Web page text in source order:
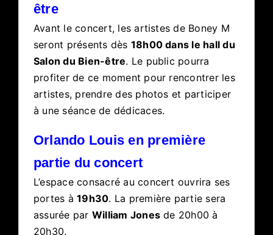
être
Avant le concert, les artistes de Boney M
seront présents dès 18h00 dans le hall du
Salon du Bien-être. Le public pourra
profiter de ce moment pour rencontrer les
artistes, prendre des photos et participer
à une séance de dédicaces.
Orlando Louis en première
partie du concert
L’espace consacré au concert ouvrira ses
portes à19h30. La première partie sera
assurée par William Jones de 20h00 à
20h30.